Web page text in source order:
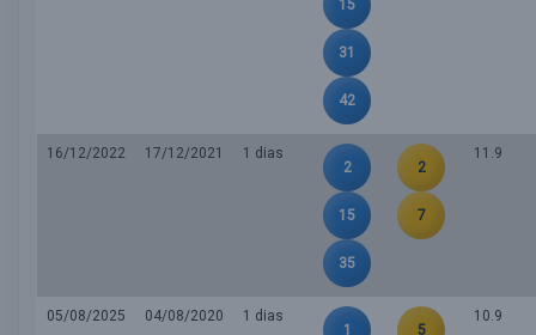
15
31
42
16/12/2022 17/12/2021
1 dias
2
15
35
2
7
11.9
05/08/2025 04/08/2020
1 dias
1
5
10.9